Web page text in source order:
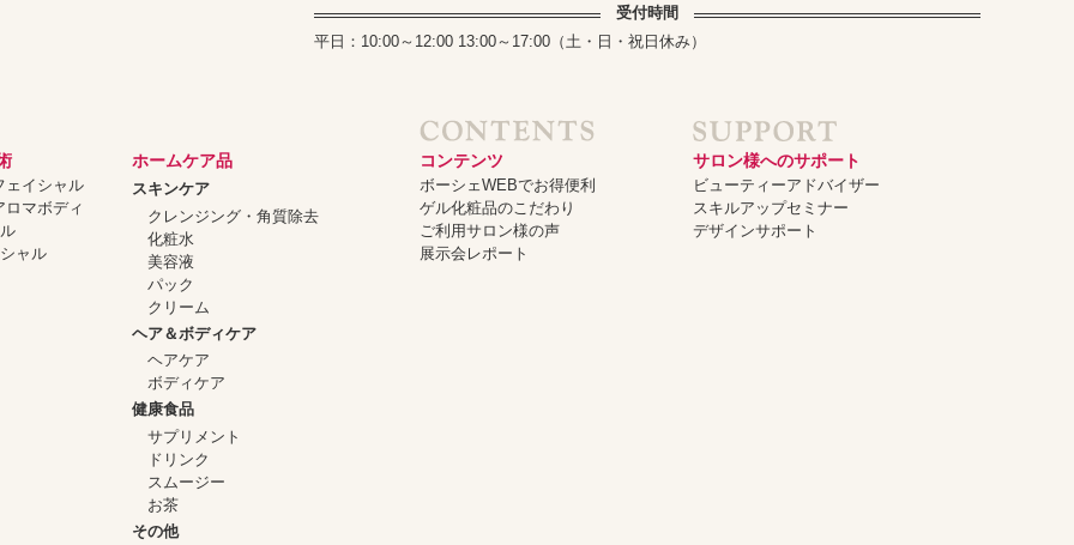
受付時間
平日：10:00～12:00 13:00～17:00（土・日・祝日休み）
ェイシャル
ロマボディ
ャル
ホームケア品
スキンケア
クレンジング・角質除去
化粧水
美容液
パック
クリーム
ヘア＆ボディケア
ヘアケア
ボディケア
健康食品
サプリメント
ドリンク
スムージー
お茶
その他
コンテンツ
ボーシェWEBでお得便利
ゲル化粧品のこだわり
ご利用サロン様の声
展示会レポート
サロン様へのサポート
ビューティーアドバイザー
スキルアップセミナー
デザインサポート